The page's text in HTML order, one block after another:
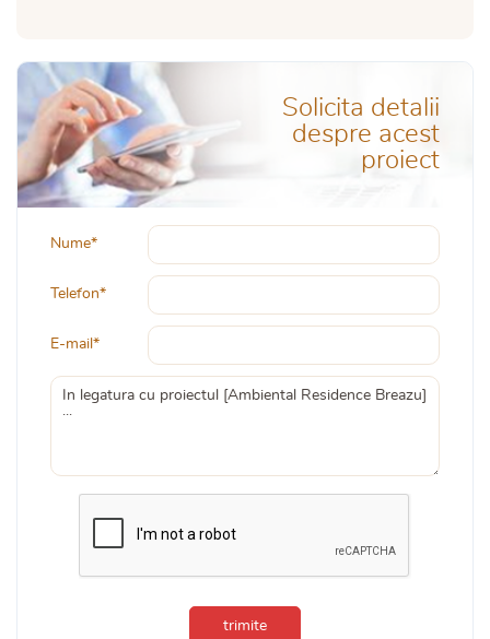
Solicita detalii
despre acest
proiect
Nume*
Telefon*
E-mail*
trimite